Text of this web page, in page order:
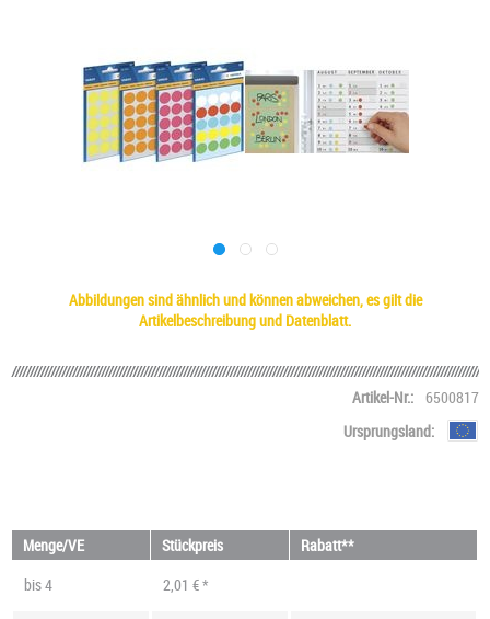
Abbildungen sind ähnlich und können abweichen, es gilt die
Artikelbeschreibung und Datenblatt.
Artikel-Nr.: 6500817
Ursprungsland:
Menge/VE Stückpreis
Rabatt**
bis4 2,01 € *